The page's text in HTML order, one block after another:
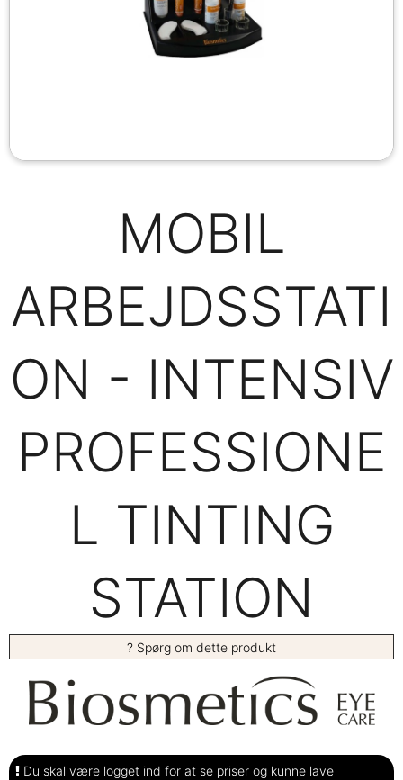
MOBIL
ARBEJDSSTATI
ON - INTENSIV
PROFESSIONE
L TINTING
STATION
? Spørg om dette produkt
Du skal være logget ind for at se priser og kunne lave